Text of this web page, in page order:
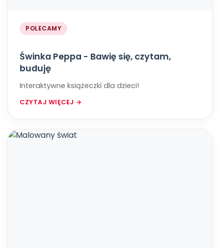
POLECAMY
Świnka Peppa - Bawię się, czytam,
buduję
Interaktywne książeczki dla dzieci!
CZYTAJ WIĘCEJ →